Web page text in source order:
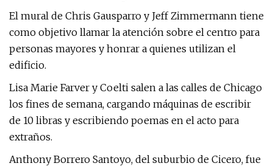
El mural de Chris Gausparro y Jeff Zimmermann tiene
como objetivo llamar la atención sobre el centro para
personas mayores y honrar a quienes utilizan el
edificio.
Lisa Marie Farver y Coelti salen a las calles de Chicago
los fines de semana, cargando máquinas de escribir
de 10 libras y escribiendo poemas en el acto para
extraños.
Anthony Borrero Santoyo, del suburbio de Cicero, fue